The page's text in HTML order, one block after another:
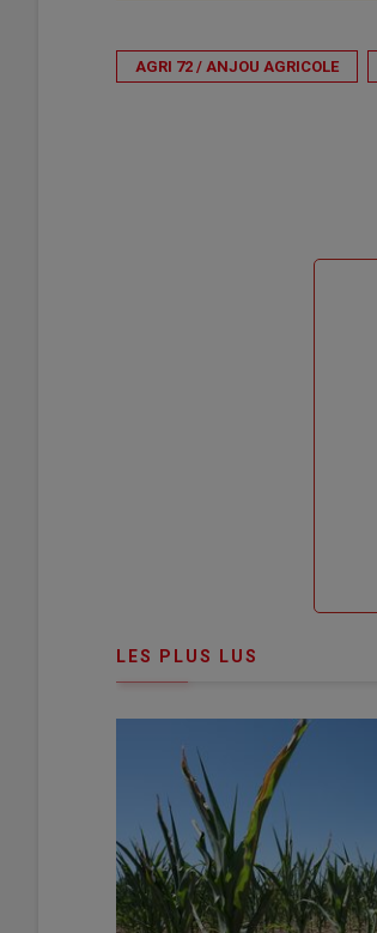
AGRI 72 / ANJOU AGRICOLE
LES PLUS LUS